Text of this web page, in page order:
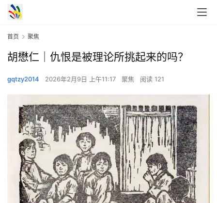
首页 聚焦
胡懋仁｜仇恨是被理论所挑起来的吗？
gqtzy2014 2026年2月9日 上午11:17 聚焦 阅读 121